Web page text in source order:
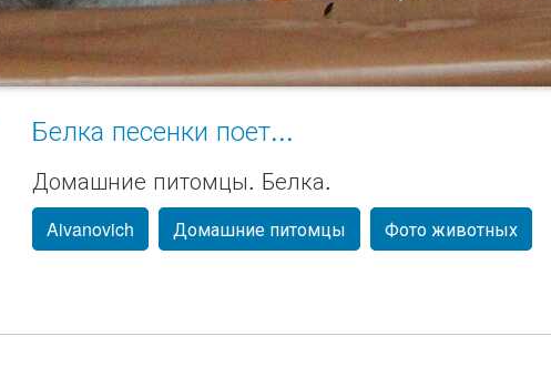
Белка песенки поет...
Домашние питомцы. Белка.
Aivanovich Домашние питомцы Фото животных